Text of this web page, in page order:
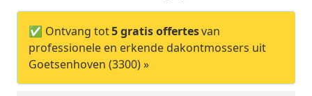
✅ Ontvang tot5 gratis offertesvan
professionele en erkende dakontmossers uit
Goetsenhoven (3300) »